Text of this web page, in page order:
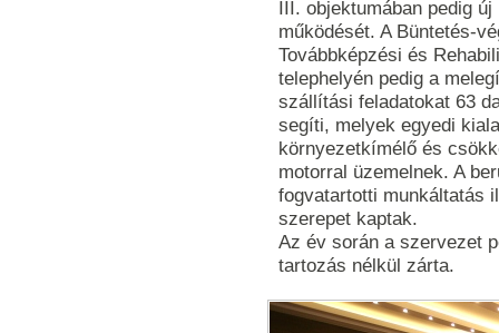
III. objektumában pedig
működését. A Büntetés-
Továbbképzési és
telephelyén pedig a
szállítási feladatokat 63
segíti, melyek egyedi
környezetkímélő és
motorral üzemelnek. A
fogvatartotti munkáltatás
szerepet kaptak.
Az év során a szervezet
tartozás nélkül zárta.